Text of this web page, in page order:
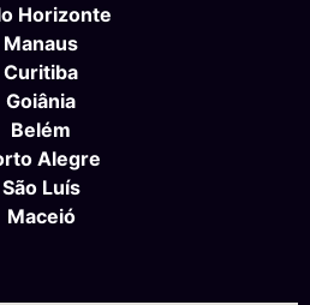
Horizonte
Manaus
Curitiba
Goiânia
Belém
Alegre
São Luís
Maceió